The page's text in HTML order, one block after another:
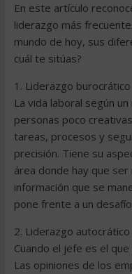
En este artículo
liderazgo más
mundo de hoy, sus
cuál te sitúas?
1. Liderazgo burocrático
La vida laboral según
personas poco
tareas, procesos y
precisión. Tiene su
área donde hay que
información que se
pone frente a un
2. Liderazgo autocrático
Cuando el jefe es el
Las opiniones de los